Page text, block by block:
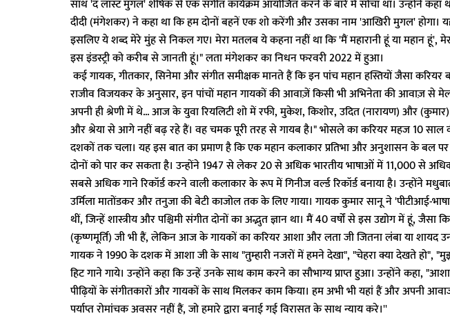
साथ 'द लास्ट मुगल' शीर्षक से एक संगीत कार्यक्रम आयोजित करने के बारे में सोचा था। उन्होंने कहा
दीदी (मंगेशकर) ने कहा था कि हम दोनों बहनें एक शो करेंगी और उसका नाम 'आखिरी मुगल' होगा।
इसलिए ये शब्द मेरे मुंह से निकल गए। मेरा मतलब ये कहना नहीं था कि 'मैं महारानी हूं या महान हूं',
इस इंडस्ट्री को करीब से जानती हूं।" लता मंगेशकर का निधन फरवरी 2022 में हुआ।
कई गायक, गीतकार, सिनेमा और संगीत समीक्षक मानते हैं कि इन पांच महान हस्तियों जैसा करियर
राजीव विजयकर के अनुसार, इन पांचों महान गायकों की आवाज़ें किसी भी अभिनेता की आवाज़ से
अपनी ही श्रेणी में थे... आज के युवा रियलिटी शो में रफी, मुकेश, किशोर, उदित (नारायण) और
और श्रेया से आगे नहीं बढ़ रहे हैं। वह चमक पूरी तरह से गायब है।" भोसले का करियर महज 10
दशकों तक चला। यह इस बात का प्रमाण है कि एक महान कलाकार प्रतिभा और अनुशासन के बल
दोनों को पार कर सकता है। उन्होंने 1947 से लेकर 20 से अधिक भारतीय भाषाओं में 11,000 से
सबसे अधिक गाने रिकॉर्ड करने वाली कलाकार के रूप में गिनीज वर्ल्ड रिकॉर्ड बनाया है। उन्होंने
उर्मिला मातोंडकर और तनुजा की बेटी काजोल तक के लिए गाया। गायक कुमार सानू ने 'पीटीआई-
थीं, जिन्हें शास्त्रीय और पश्चिमी संगीत दोनों का अद्भुत ज्ञान था। मैं 40 वर्षों से इस उद्योग में हूं,
(कृष्णमूर्ति) जी भी हैं, लेकिन आज के गायकों का करियर आशा और लता जी जितना लंबा या शायद
गायक ने 1990 के दशक में आशा जी के साथ "तुम्हारी नजरों में हमने देखा", "चेहरा क्या देखते हो",
हिट गाने गाये। उन्होंने कहा कि उन्हें उनके साथ काम करने का सौभाग्य प्राप्त हुआ। उन्होंने कहा,
पीढ़ियों के संगीतकारों और गायकों के साथ मिलकर काम किया। हम अभी भी यहां हैं और अपनी
पर्याप्त रोमांचक अवसर नहीं हैं, जो हमारे द्वारा बनाई गई विरासत के साथ न्याय करे।''